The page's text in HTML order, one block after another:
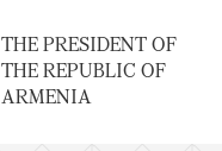
THE PRESIDENT OF
THE REPUBLIC OF
ARMENIA